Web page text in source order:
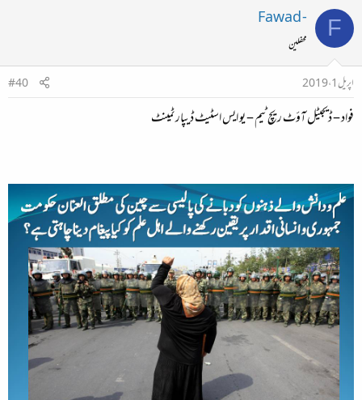
F
Fawad -
محفلین
اپریل 1، 2019
#40
فواد – ڈيجيٹل آؤٹ ريچ ٹيم – يو ايس اسٹيٹ ڈيپارٹمينٹ